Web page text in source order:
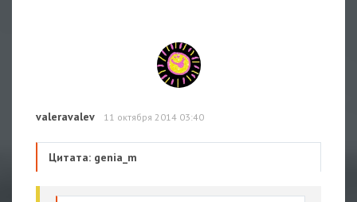
valeravalev 11 октября 2014 03:40
Цитата: genia_m